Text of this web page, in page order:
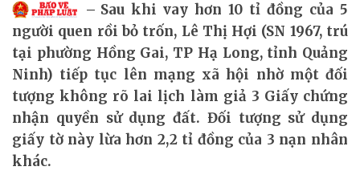
Sau khi vay hơn 10 tỉ đồng của 5
người quen rồi bỏ trốn, Lê Thị Hợi (SN 1967, trú
tại phường Hồng Gai, TP Hạ Long, tỉnh Quảng
Ninh) tiếp tục lên mạng xã hội nhờ một đối
tượng không rõ lai lịch làm giả 3 Giấy chứng
nhận quyền sử dụng đất. Đối tượng sử dụng
giấy tờ này lừa hơn 2,2 tỉ đồng của 3 nạn nhân
khác.